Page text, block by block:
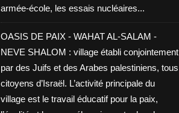
armée-école, les essais nucléaires...
OASIS DE PAIX - WAHAT AL-SALAM -
NEVE SHALOM : village établi conjointement
par des Juifs et des Arabes palestiniens, tous
citoyens d’Israël. L’activité principale du
village est le travail éducatif pour la paix,